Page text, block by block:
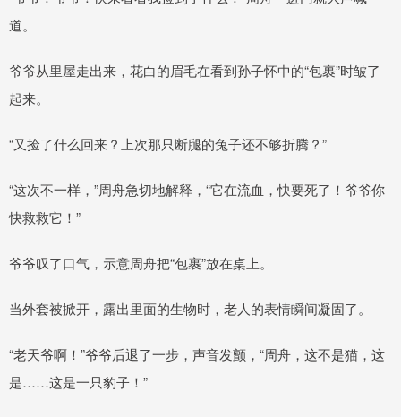
道。
爷爷从里屋走出来，花白的眉毛在看到孙子怀中的“包裹”时皱了
起来。
“又捡了什么回来？上次那只断腿的兔子还不够折腾？”
“这次不一样，”周舟急切地解释，“它在流血，快要死了！爷爷你
快救救它！”
爷爷叹了口气，示意周舟把“包裹”放在桌上。
当外套被掀开，露出里面的生物时，老人的表情瞬间凝固了。
“老天爷啊！”爷爷后退了一步，声音发颤，“周舟，这不是猫，这
是……这是一只豹子！”